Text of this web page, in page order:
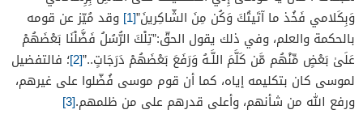
وَبِكَلامي فَخُذ ما آتَيتُكَ وَكُن مِنَ الشّاكِرينَ”[1]
وقد مُيّز عن قومه
بالحكمة والعلم، وفي ذلك يقول الحقّ:”تِلْكَ الرُّسُلُ فَضَّلْنَا بَعْضَهُمْ
عَلَىٰ بَعْضٍ مِّنْهُم مَّن كَلَّمَ اللَّـهُ وَرَفَعَ بَعْضَهُمْ دَرَجَاتٍ..”[2] ؛ فالتفضيل
لموسى كان بتكليمه إياه، كما أن قوم موسى فُضّلوا على غيرهم،
ورفع الله من شأنهم، وأعلى قدرهم على من ظلمهم.[3]